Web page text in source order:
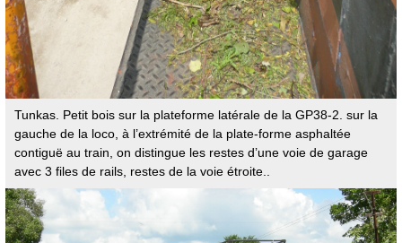
Tunkas. Petit bois sur la plateforme latérale de la GP38-2. sur la
gauche de la loco, à l’extrémité de la plate-forme asphaltée
contiguë au train, on distingue les restes d’une voie de garage
avec 3 files de rails, restes de la voie étroite..